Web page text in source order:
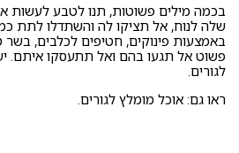
בכמה מילים פשוטות, תנו לטבע לעשות
שלה לנוח, אל תציקו לה והשתדלו לתת
באמצעות פינוקים, חטיפים לכלבים, בשר
פשוט אל תגעו בהם ואל תתעסקו איתם.
לגורים
ראו גם: אוכל מומלץ לגורים